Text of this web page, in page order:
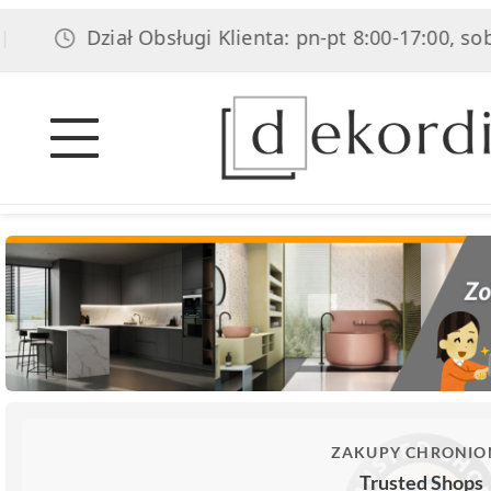
Dział Obsługi Klienta: pn-pt 8:00-17:00, sob 8:00-
ZAKUPY
Trusted Shops